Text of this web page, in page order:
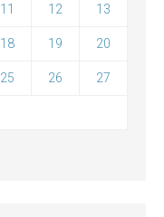
11 12 13
18 19 20
25 26 27